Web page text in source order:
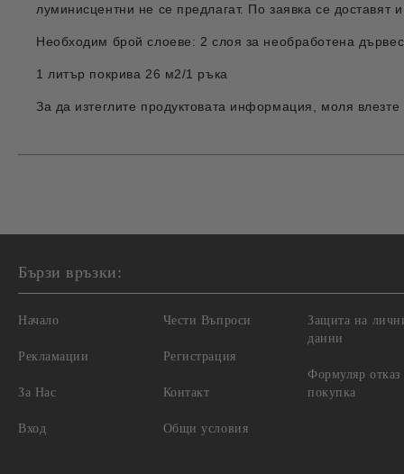
луминисцентни не се предлагат. По заявка се доставят и
Необходим брой слоеве: 2 слоя за необработена
1 литър покрива 26 м2/1 ръка
За да изтеглите продуктовата информация, моля
Бързи връзки:
Начало
Рекламации
За Нас
Вход
Чести Въпроси
Регистрация
Контакт
Общи условия
Защита на
данни
Формуляр отказ
покупка